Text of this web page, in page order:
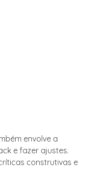
envolve a
e fazer ajustes.
construtivas e